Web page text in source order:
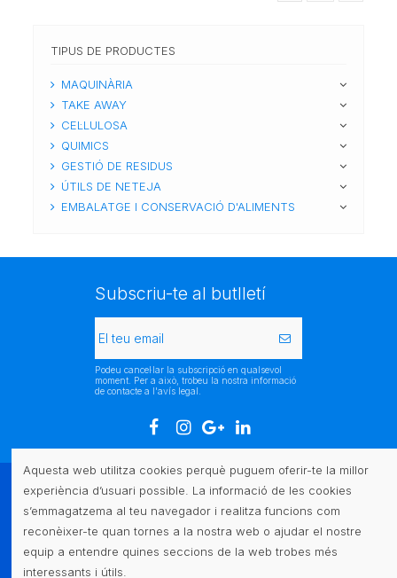
TIPUS DE PRODUCTES
MAQUINÀRIA
TAKE AWAY
CEL·LULOSA
QUIMICS
GESTIÓ DE RESIDUS
ÚTILS DE NETEJA
EMBALATGE I CONSERVACIÓ D'ALIMENTS
Subscriu-te al butlletí
Podeu cancel·lar la subscripció en qualsevol
moment. Per a això, trobeu la nostra informació
de contacte a l'avís legal.
Atenció al client
Legal
Aquesta web utilitza cookies perquè puguem oferir-te la millor
experiència d’usuari possible. La informació de les cookies
s’emmagatzema al teu navegador i realitza funcions com
reconèixer-te quan tornes a la nostra web o ajudar el nostre
equip a entendre quines seccions de la web trobes més
interessants i útils.